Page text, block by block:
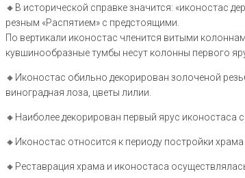
🔸В исторической справке значится: «иконостас
резным «Распятием» с предстоящими.
По вертикали иконостас членится витыми
кувшинообразные тумбы несут колонны первого
🔸Иконостас обильно декорирован золоченой
виноградная лоза, цветы лилии.
🔸Наиболее декорирован первый ярус
🔸Иконостас относится к периоду постройки храма
🔸Реставрация храма и иконостаса